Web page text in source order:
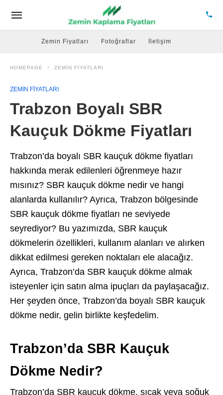
Zemin Fiyatları Fotoğraflar İletişim
HOMEPAGE ZEMIN FIYATLARI
ZEMIN FIYATLARI
Trabzon Boyalı SBR
Kauçuk Dökme Fiyatları
Trabzon’da boyalı SBR kauçuk dökme fiyatları
hakkında merak edilenleri öğrenmeye hazır
mısınız? SBR kauçuk dökme nedir ve hangi
alanlarda kullanılır? Ayrıca, Trabzon bölgesinde
SBR kauçuk dökme fiyatları ne seviyede
seyrediyor? Bu yazımızda, SBR kauçuk
dökmelerin özellikleri, kullanım alanları ve alırken
dikkat edilmesi gereken noktaları ele alacağız.
Ayrıca, Trabzon’da SBR kauçuk dökme almak
isteyenler için satın alma ipuçları da paylaşacağız.
Her şeyden önce, Trabzon’da boyalı SBR kauçuk
dökme nedir, gelin birlikte keşfedelim.
Trabzon’da SBR Kauçuk
Dökme Nedir?
Trabzon’da SBR kauçuk dökme, sıcak veya soğuk